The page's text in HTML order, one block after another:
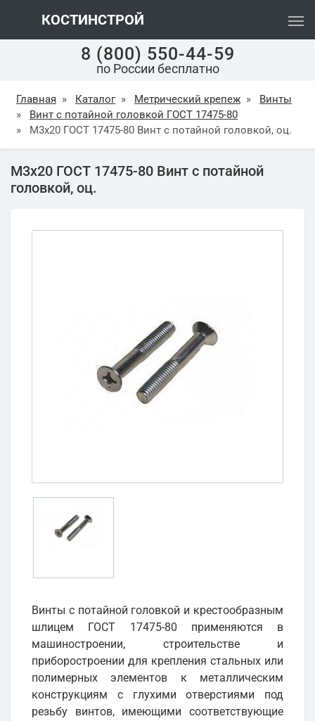
КОСТИНСТРОЙ
8 (800) 550-44-59
по России бесплатно
Главная » Каталог » Метрический крепеж »
Винты
»
Винт с потайной головкой ГОСТ 17475-80
»
М3х20 ГОСТ 17475-80 Винт с потайной головкой, оц.
М3х20 ГОСТ 17475-80 Винт с потайной
головкой, оц.
Винты с потайной головкой и крестообразным
шлицем ГОСТ 17475-80 применяются в
машиностроении, строительстве и
приборостроении для крепления стальных или
полимерных элементов к металлическим
конструкциям с глухими отверстиями под
резьбу винтов, имеющими соответствующие